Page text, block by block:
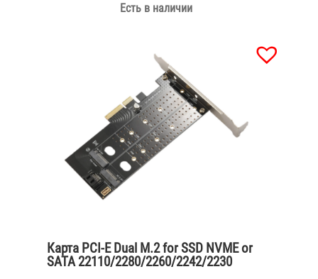
Есть в наличии
Карта PCI-E Dual M.2 for SSD NVME or
SATA 22110/2280/2260/2242/2230